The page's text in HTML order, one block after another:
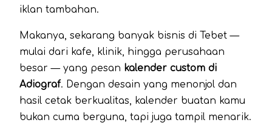
iklan tambahan.
Makanya, sekarang banyak bisnis di Tebet —
mulai dari kafe, klinik, hingga perusahaan
besar — yang pesan kalender custom di
Adiograf. Dengan desain yang menonjol dan
hasil cetak berkualitas, kalender buatan kamu
bukan cuma berguna, tapi juga tampil menarik.